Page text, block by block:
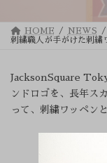
HOME NEWS
刺繍職人が手がけた刺繍
JacksonSquare
ンドロゴを、長年ス
って、刺繍ワッペン